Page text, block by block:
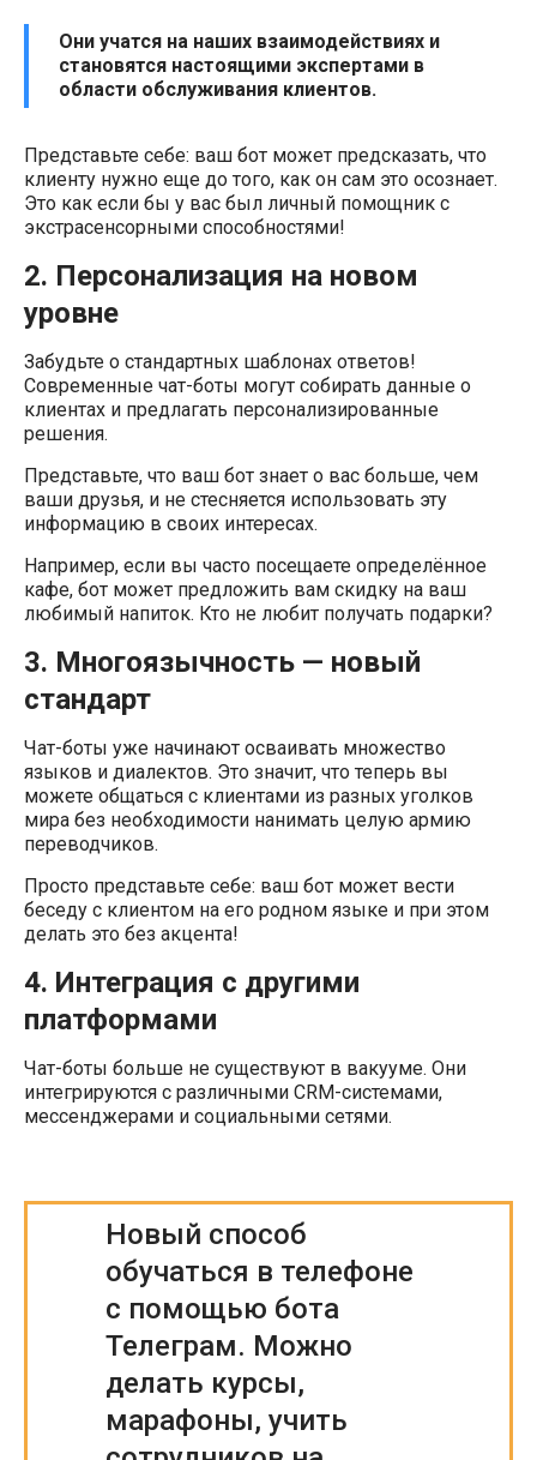
Они учатся на наших взаимодействиях и
становятся настоящими экспертами в
области обслуживания клиентов.
Представьте себе: ваш бот может предсказать, что
клиенту нужно еще до того, как он сам это осознает.
Это как если бы у вас был личный помощник с
экстрасенсорными способностями!
2. Персонализация на новом
уровне
Забудьте о стандартных шаблонах ответов!
Современные чат-боты могут собирать данные о
клиентах и предлагать персонализированные
решения.
Представьте, что ваш бот знает о вас больше, чем
ваши друзья, и не стесняется использовать эту
информацию в своих интересах.
Например, если вы часто посещаете определённое
кафе, бот может предложить вам скидку на ваш
любимый напиток. Кто не любит получать подарки?
3. Многоязычность — новый
стандарт
Чат-боты уже начинают осваивать множество
языков и диалектов. Это значит, что теперь вы
можете общаться с клиентами из разных уголков
мира без необходимости нанимать целую армию
переводчиков.
Просто представьте себе: ваш бот может вести
беседу с клиентом на его родном языке и при этом
делать это без акцента!
4. Интеграция с другими
платформами
Чат-боты больше не существуют в вакууме. Они
интегрируются с различными CRM-системами,
мессенджерами и социальными сетями.
Новый способ
обучаться в телефоне
с помощью бота
Телеграм. Можно
делать курсы,
марафоны, учить